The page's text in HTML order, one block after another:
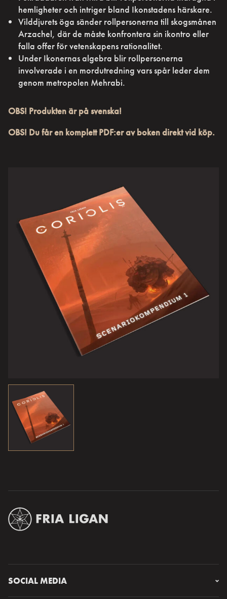
hemligheter och intriger bland Ikonstadens härskare.
Vilddjurets öga sänder rollpersonerna till skogsmånen
Arzachel, där de måste konfrontera sin ikontro eller
falla offer för vetenskapens rationalitet.
Under Ikonernas algebra blir rollpersonerna
involverade i en mordutredning vars spår leder dem
genom metropolen Mehrabi.
OBS! Produkten är på svenska!
OBS! Du får en komplett PDF:er av boken direkt vid köp.
SOCIAL MEDIA